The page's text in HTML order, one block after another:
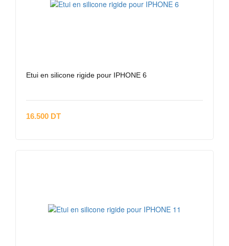
Etui en silicone rigide pour IPHONE 6
16.500 DT